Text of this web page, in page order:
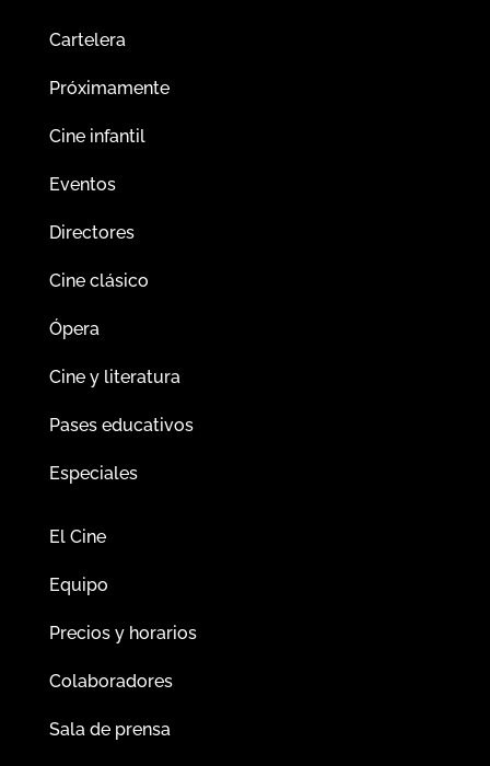
Cartelera
Próximamente
Cine infantil
Eventos
Directores
Cine clásico
Ópera
Cine y literatura
Pases educativos
Especiales
El Cine
Equipo
Precios y horarios
Colaboradores
Sala de prensa